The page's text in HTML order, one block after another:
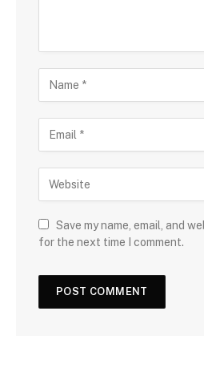
Save my name, email, and
for the next time I comment.